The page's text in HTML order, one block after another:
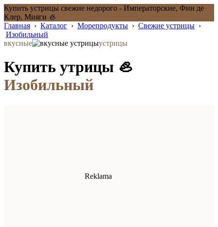
Купить устрицы свежие недорого - Императорские, Фин де
Клер, Мияги 🦪
Главная › Каталог › Морепродукты › Свежие устрицы ›
Изобильный
вкусные
устрицы
Купить утрицы 🦪
Изобильный